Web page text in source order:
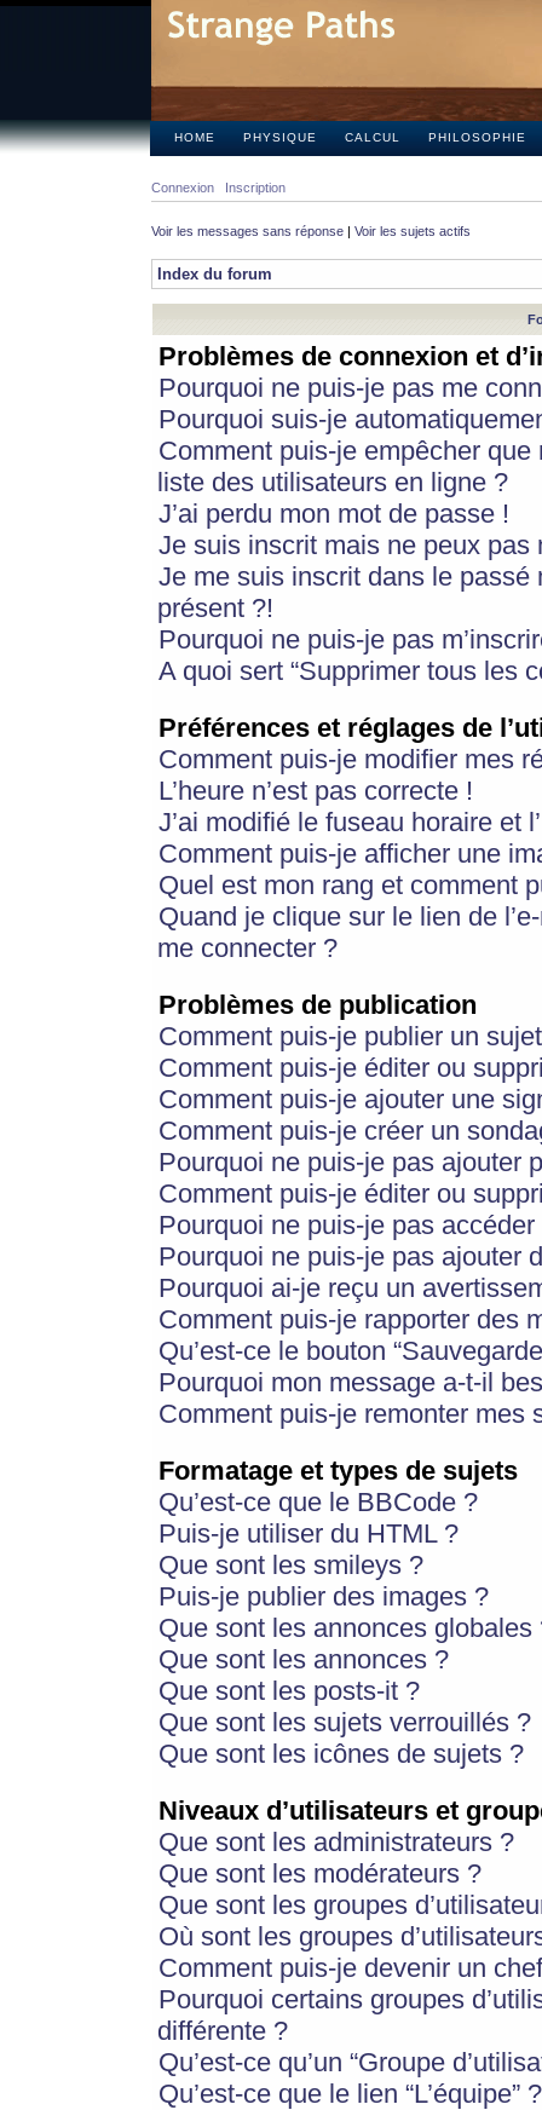
HOME PHYSIQUE CALCUL PHILOSOPHIE
Connexion Inscription
Voir les messages sans réponse | Voir les sujets actifs
Index du forum
Problèmes de connexion et
Pourquoi ne puis-je pas me
Pourquoi suis-je
Comment puis-je empêcher
liste des utilisateurs en ligne ?
J’ai perdu mon mot de passe !
Je suis inscrit mais ne peux pas
Je me suis inscrit dans le
présent ?!
Pourquoi ne puis-je pas
A quoi sert “Supprimer tous les
Préférences et réglages de
Comment puis-je modifier mes
L’heure n’est pas correcte !
J’ai modifié le fuseau horaire et
Comment puis-je afficher une
Quel est mon rang et comment
Quand je clique sur le lien de
me connecter ?
Problèmes de publication
Comment puis-je publier un
Comment puis-je éditer ou
Comment puis-je ajouter une
Comment puis-je créer un
Pourquoi ne puis-je pas ajouter
Comment puis-je éditer ou
Pourquoi ne puis-je pas
Pourquoi ne puis-je pas ajouter
Pourquoi ai-je reçu un
Comment puis-je rapporter des
Qu’est-ce le bouton
Pourquoi mon message a-t-il
Comment puis-je remonter mes
Formatage et types de sujets
Qu’est-ce que le BBCode ?
Puis-je utiliser du HTML ?
Que sont les smileys ?
Puis-je publier des images ?
Que sont les annonces globales
Que sont les annonces ?
Que sont les posts-it ?
Que sont les sujets verrouillés ?
Que sont les icônes de sujets ?
Niveaux d’utilisateurs et
Que sont les administrateurs ?
Que sont les modérateurs ?
Que sont les groupes
Où sont les groupes
Comment puis-je devenir un
Pourquoi certains groupes
différente ?
Qu’est-ce qu’un “Groupe
Qu’est-ce que le lien “L’équipe” ?